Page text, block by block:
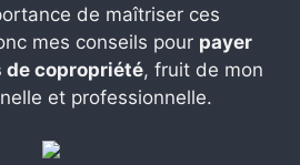
de maîtriser ces
mes conseils pour payer
de copropriété, fruit de mon
et professionnelle.